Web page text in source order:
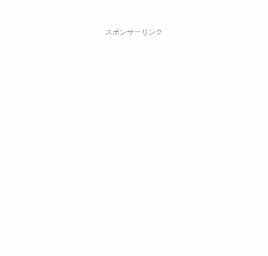
スポンサーリンク